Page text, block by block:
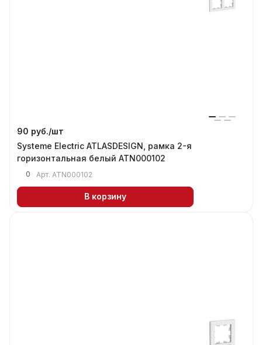
90 руб./шт
Systeme Electric ATLASDESIGN, рамка 2-я
горизонтальная белый ATN000102
0 Арт. ATN000102
В корзину